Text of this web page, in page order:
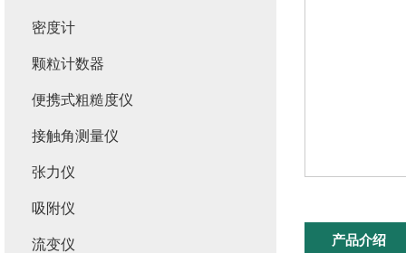
产品介绍
密度计
颗粒计数器
便携式粗糙度仪
接触角测量仪
张力仪
吸附仪
流变仪